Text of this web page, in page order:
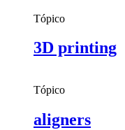
Tópico
3D printing
Tópico
aligners